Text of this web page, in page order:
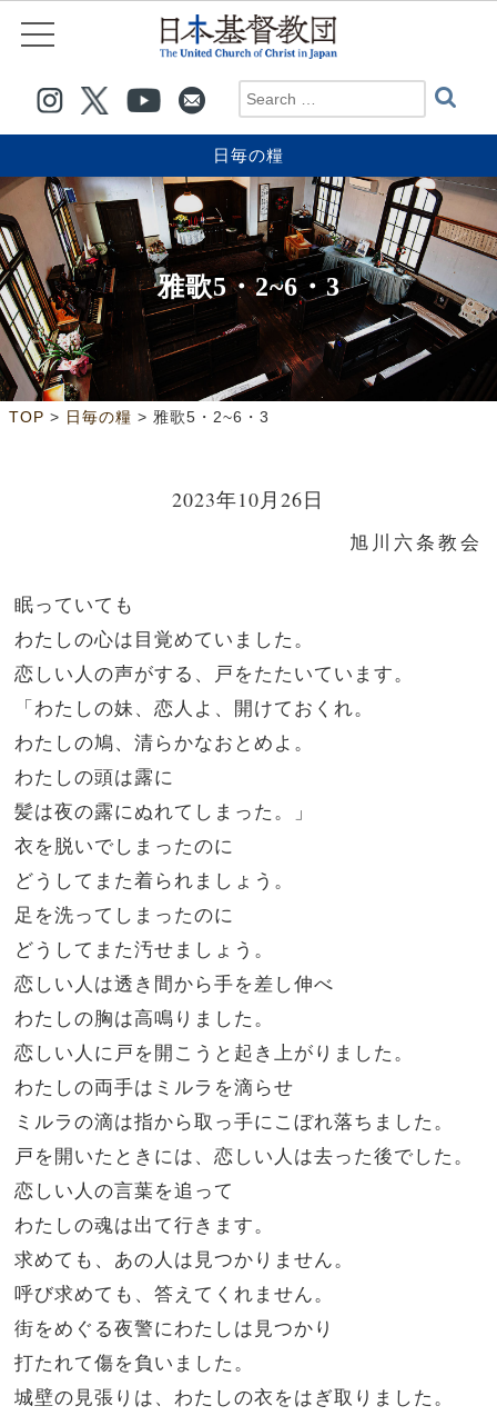
日毎の糧
雅歌5・2~6・3
TOP > 日毎の糧 > 雅歌5・2~6・3
2023年10月26日
旭川六条教会
眠っていても
わたしの心は目覚めていました。
恋しい人の声がする、戸をたたいています。
「わたしの妹、恋人よ、開けておくれ。
わたしの鳩、清らかなおとめよ。
わたしの頭は露に
髪は夜の露にぬれてしまった。」
衣を脱いでしまったのに
どうしてまた着られましょう。
足を洗ってしまったのに
どうしてまた汚せましょう。
恋しい人は透き間から手を差し伸べ
わたしの胸は高鳴りました。
恋しい人に戸を開こうと起き上がりました。
わたしの両手はミルラを滴らせ
ミルラの滴は指から取っ手にこぼれ落ちました。
戸を開いたときには、恋しい人は去った後でした。
恋しい人の言葉を追って
わたしの魂は出て行きます。
求めても、あの人は見つかりません。
呼び求めても、答えてくれません。
街をめぐる夜警にわたしは見つかり
打たれて傷を負いました。
城壁の見張りは、わたしの衣をはぎ取りました。